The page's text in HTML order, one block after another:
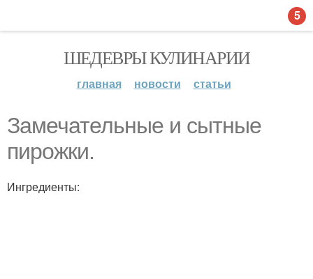
ШЕДЕВРЫ КУЛИНАРИИ
главная новости статьи
Замечательные и сытные
пирожки.
Ингредиенты:
5